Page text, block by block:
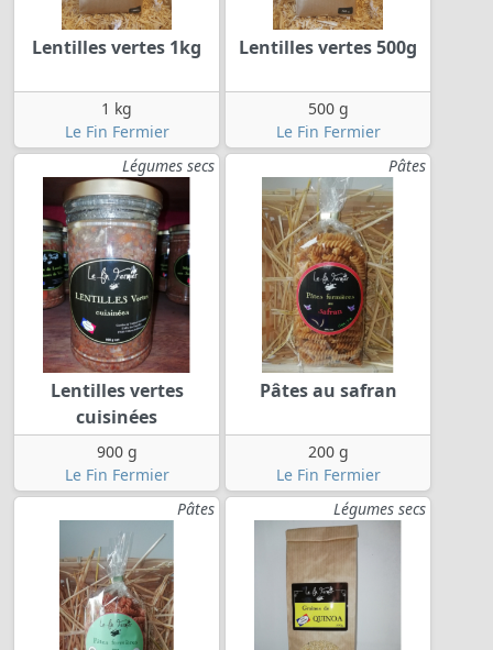
Lentilles vertes 1kg
1 kg
Le Fin Fermier
Lentilles vertes 500g
500 g
Le Fin Fermier
Légumes secs
Lentilles vertes
cuisinées
900 g
Le Fin Fermier
Pâtes
Pâtes au safran
200 g
Le Fin Fermier
Pâtes
Légumes secs